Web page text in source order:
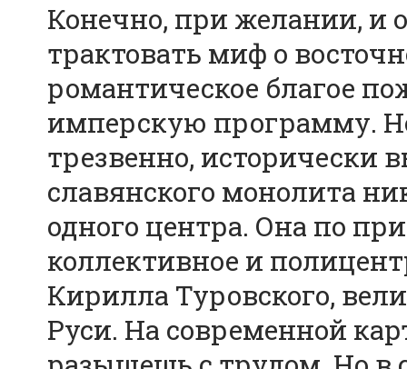
Конечно, при желании, и
трактовать миф о
романтическое благое
имперскую программу.
трезвенно, исторически
славянского монолита
одного центра. Она по
коллективное и
Кирилла Туровского,
Руси. На современной